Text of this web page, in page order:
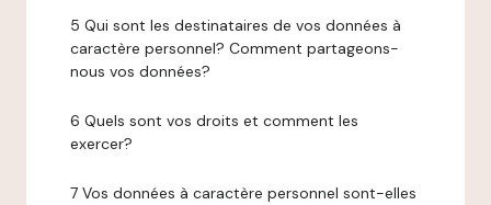
5 Qui sont les destinataires de vos données à
caractère personnel? Comment partageons-
nous vos données?
6 Quels sont vos droits et comment les
exercer?
7 Vos données à caractère personnel sont-elles